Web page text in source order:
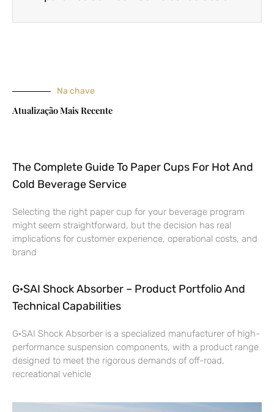
Na chave
Atualização Mais Recente
The Complete Guide To Paper Cups For Hot And
Cold Beverage Service
Selecting the right paper cup for your beverage program
might seem straightforward, but the decision has real
implications for customer experience, operational costs, and
brand
G·SAI Shock Absorber – Product Portfolio And
Technical Capabilities
G·SAI Shock Absorber is a specialized manufacturer of high-
performance suspension components, with a product range
designed to meet the rigorous demands of off-road,
recreational vehicle